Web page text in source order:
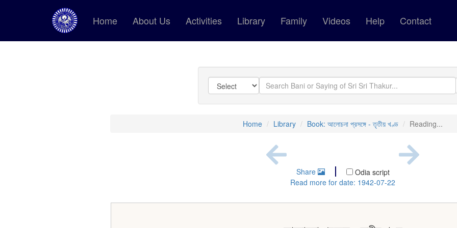
Home About Us Activities Library Family Videos Help Contact
Home Library Book: আলোচনা প্রসঙ্গে - তৃতীয় খণ্ড Reading...
Share
Odia script
Read more for date: 1942-07-22